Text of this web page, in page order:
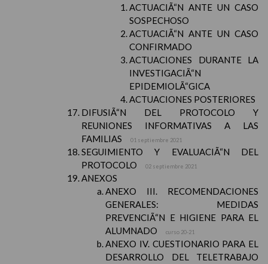
ACTUACIÃ“N ANTE UN CASO
SOSPECHOSO
ACTUACIÃ“N ANTE UN CASO
CONFIRMADO
ACTUACIONES DURANTE LA
INVESTIGACIÃ“N
EPIDEMIOLÃ“GICA
ACTUACIONES POSTERIORES
DIFUSIÃ“N DEL PROTOCOLO Y
REUNIONES INFORMATIVAS A LAS
FAMILIAS
01 septiembre 2021
SEGUIMIENTO Y EVALUACIÃ“N DEL
PROTOCOLO
02 septiembre 2021
ANEXOS
ANEXO III. RECOMENDACIONES
GENERALES: MEDIDAS
PREVENCIÃ“N E HIGIENE PARA EL
ALUMNADO
curso 20-21
ANEXO IV. CUESTIONARIO PARA EL
DESARROLLO DEL TELETRABAJO